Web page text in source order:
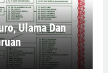
Ulama Dan